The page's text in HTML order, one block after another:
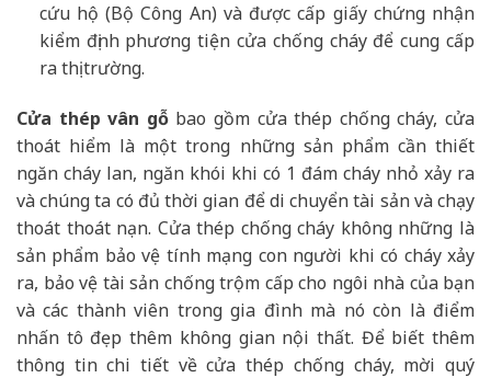
cứu hộ (Bộ Công An) và được cấp giấy chứng nhận
kiểm định phương tiện cửa chống cháy để cung cấp
ra thị trường.
Cửa thép vân gỗbao gồm cửa thép chống cháy, cửa
thoát hiểm là một trong những sản phẩm cần thiết
ngăn cháy lan, ngăn khói khi có 1 đám cháy nhỏ xảy ra
và chúng ta có đủ thời gian để di chuyển tài sản và chạy
thoát thoát nạn. Cửa thép chống cháy không những là
sản phẩm bảo vệ tính mạng con người khi có cháy xảy
ra, bảo vệ tài sản chống trộm cấp cho ngôi nhà của bạn
và các thành viên trong gia đình mà nó còn là điểm
nhấn tô đẹp thêm không gian nội thất. Để biết thêm
thông tin chi tiết về cửa thép chống cháy, mời quý